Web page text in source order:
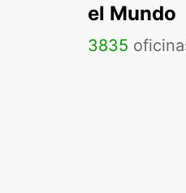
el Mundo
3835